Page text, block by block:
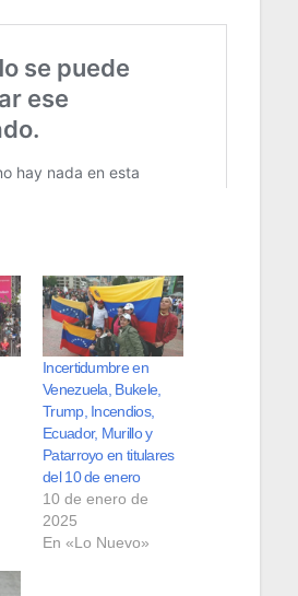
Incertidumbre en
Venezuela, Bukele,
Trump, Incendios,
Ecuador, Murillo y
Patarroyo en titulares
del 10 de enero
10 de enero de
2025
En «Lo Nuevo»